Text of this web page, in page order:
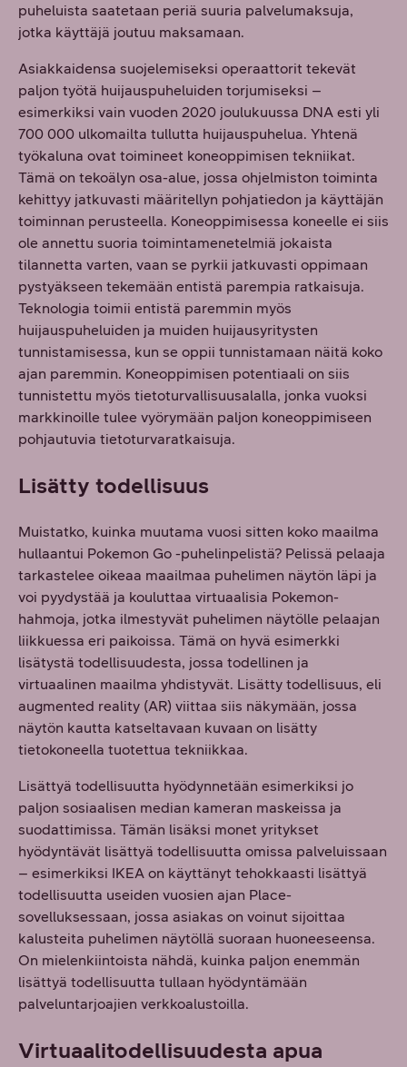
puheluista saatetaan periä suuria palvelumaksuja,
jotka käyttäjä joutuu maksamaan.
Asiakkaidensa suojelemiseksi operaattorit tekevät
paljon työtä huijauspuheluiden torjumiseksi –
esimerkiksi vain vuoden 2020 joulukuussa DNA esti yli
700 000 ulkomailta tullutta huijauspuhelua. Yhtenä
työkaluna ovat toimineet koneoppimisen tekniikat.
Tämä on tekoälyn osa-alue, jossa ohjelmiston toiminta
kehittyy jatkuvasti määritellyn pohjatiedon ja käyttäjän
toiminnan perusteella. Koneoppimisessa koneelle ei siis
ole annettu suoria toimintamenetelmiä jokaista
tilannetta varten, vaan se pyrkii jatkuvasti oppimaan
pystyäkseen tekemään entistä parempia ratkaisuja.
Teknologia toimii entistä paremmin myös
huijauspuheluiden ja muiden huijausyritysten
tunnistamisessa, kun se oppii tunnistamaan näitä koko
ajan paremmin. Koneoppimisen potentiaali on siis
tunnistettu myös tietoturvallisuusalalla, jonka vuoksi
markkinoille tulee vyörymään paljon koneoppimiseen
pohjautuvia tietoturvaratkaisuja.
Lisätty todellisuus
Muistatko, kuinka muutama vuosi sitten koko maailma
hullaantui Pokemon Go -puhelinpelistä? Pelissä pelaaja
tarkastelee oikeaa maailmaa puhelimen näytön läpi ja
voi pyydystää ja kouluttaa virtuaalisia Pokemon-
hahmoja, jotka ilmestyvät puhelimen näytölle pelaajan
liikkuessa eri paikoissa. Tämä on hyvä esimerkki
lisätystä todellisuudesta, jossa todellinen ja
virtuaalinen maailma yhdistyvät. Lisätty todellisuus, eli
augmented reality (AR) viittaa siis näkymään, jossa
näytön kautta katseltavaan kuvaan on lisätty
tietokoneella tuotettua tekniikkaa.
Lisättyä todellisuutta hyödynnetään esimerkiksi jo
paljon sosiaalisen median kameran maskeissa ja
suodattimissa. Tämän lisäksi monet yritykset
hyödyntävät lisättyä todellisuutta omissa palveluissaan
– esimerkiksi IKEA on käyttänyt tehokkaasti lisättyä
todellisuutta useiden vuosien ajan Place-
sovelluksessaan, jossa asiakas on voinut sijoittaa
kalusteita puhelimen näytöllä suoraan huoneeseensa.
On mielenkiintoista nähdä, kuinka paljon enemmän
lisättyä todellisuutta tullaan hyödyntämään
palveluntarjoajien verkkoalustoilla.
Virtuaalitodellisuudesta apua